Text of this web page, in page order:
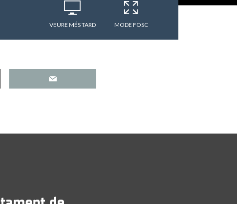
VEURE MÉS TARD MODE FOSC